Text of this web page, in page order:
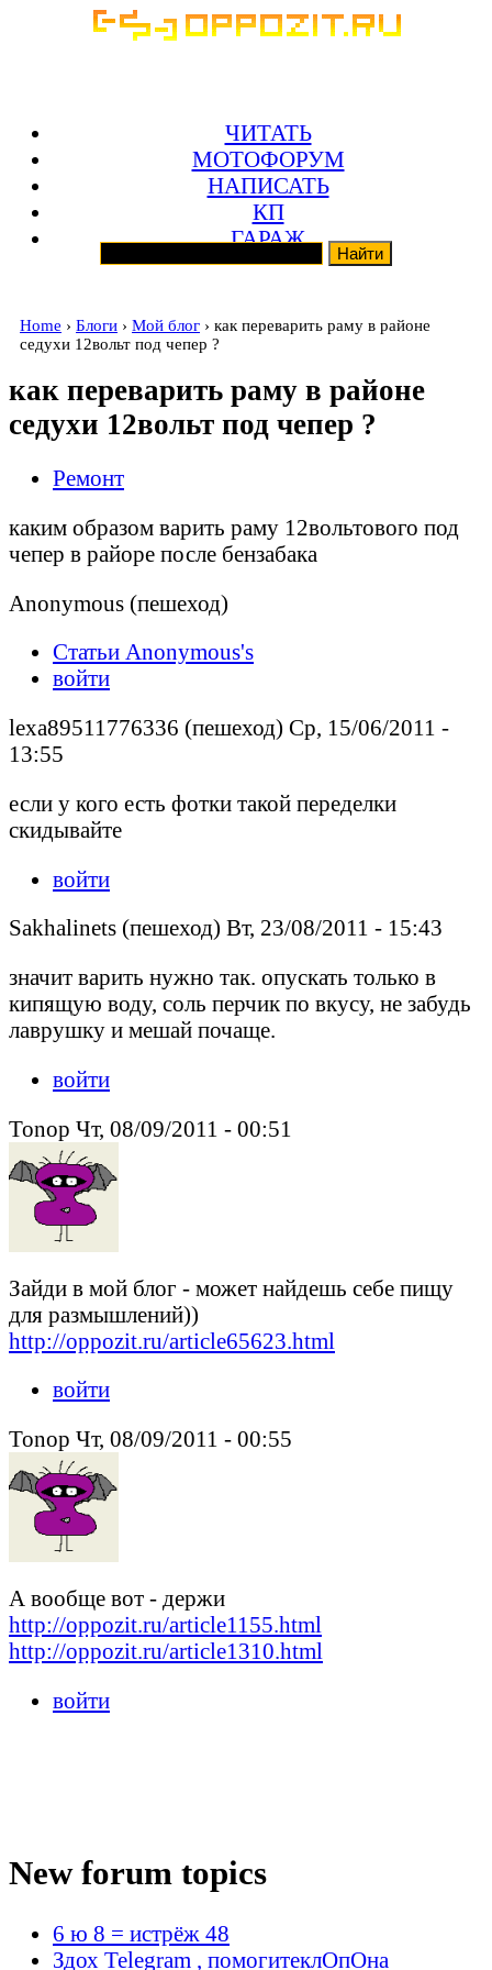
ЧИТАТЬ
МОТОФОРУМ
НАПИСАТЬ
КП
ГАРАЖ
Home › Блоги › Мой блог › как переварить раму в районе
седухи 12вольт под чепер ?
как переварить раму в районе
седухи 12вольт под чепер ?
Ремонт
каким образом варить раму 12вольтового под
чепер в райоре после бензабака
Anonymous (пешеход)
Статьи Anonymous's
войти
lexa89511776336 (пешеход) Ср, 15/06/2011 -
13:55
если у кого есть фотки такой переделки
скидывайте
войти
Sakhalinets (пешеход) Вт, 23/08/2011 - 15:43
значит варить нужно так. опускать только в
кипящую воду, соль перчик по вкусу, не забудь
лаврушку и мешай почаще.
войти
Tonop Чт, 08/09/2011 - 00:51
Зайди в мой блог - может найдешь себе пищу
для размышлений))
http://oppozit.ru/article65623.html
войти
Tonop Чт, 08/09/2011 - 00:55
А вообще вот - держи
http://oppozit.ru/article1155.html
http://oppozit.ru/article1310.html
войти
New forum topics
6 ю 8 = истрёж 48
Здох Telegram , помогитеклОпОна